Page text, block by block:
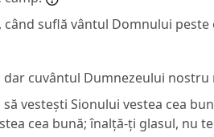
suflă vântul Domnului peste
cuvântul Dumnezeului nostru
vestești Sionului vestea cea
cea bună; înalță-ți glasul, nu